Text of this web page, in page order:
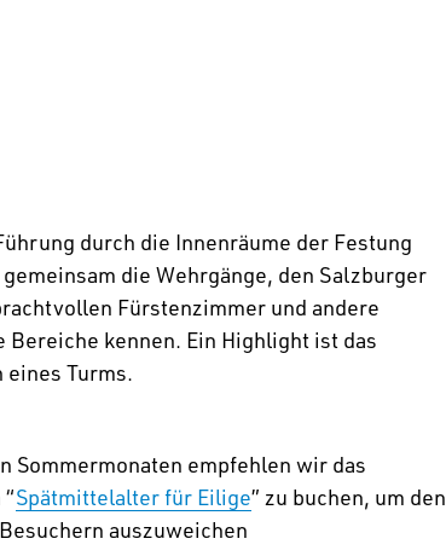
durch die Innenräume der Festung
die Wehrgänge, den Salzburger
Fürstenzimmer und andere
Bereiche kennen. Ein Highlight ist das
eines Turms.
Sommermonaten empfehlen wir das
Spätmittelalter für Eilige” zu buchen, um den
auszuweichen